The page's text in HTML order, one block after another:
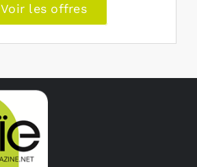
Voir les offres